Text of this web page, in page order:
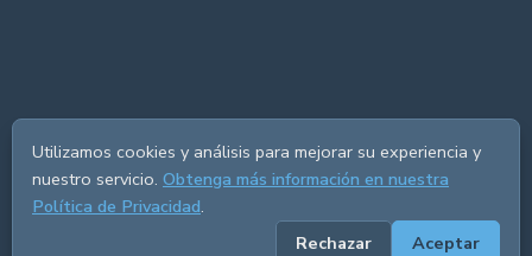
Utilizamos cookies y análisis para mejorar su experiencia y
nuestro servicio. Obtenga más información en nuestra
Política de Privacidad.
Rechazar
Aceptar